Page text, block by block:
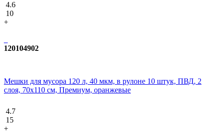
4.6
10
+
120104902
Мешки для мусора 120 л, 40 мкм, в рулоне 10 штук, ПВД, 2
слоя, 70x110 см, Премиум, оранжевые
4.7
15
+